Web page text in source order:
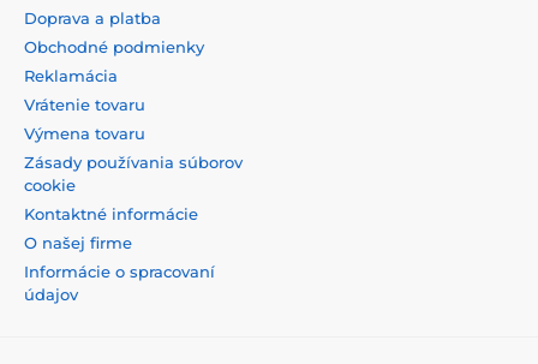
Doprava a platba
Obchodné podmienky
Reklamácia
Vrátenie tovaru
Výmena tovaru
Zásady používania súborov
cookie
Kontaktné informácie
O našej firme
Informácie o spracovaní
údajov